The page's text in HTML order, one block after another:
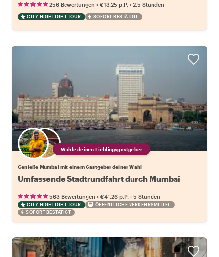
256 Bewertungen • €13.25 p.P. • 2.5 Stunden
CITY HIGHLIGHT TOUR SOFORT BESTÄTIGT
Wähle deinen Lieblingsgastgeber
Genieße Mumbai mit einem Gastgeber deiner Wahl
Umfassende Stadtrundfahrt durch Mumbai
563 Bewertungen • €41.26 p.P. • 5 Stunden
CITY HIGHLIGHT TOUR
ÖFFENTLICHE VERKEHRSMITTEL
SOFORT BESTÄTIGT